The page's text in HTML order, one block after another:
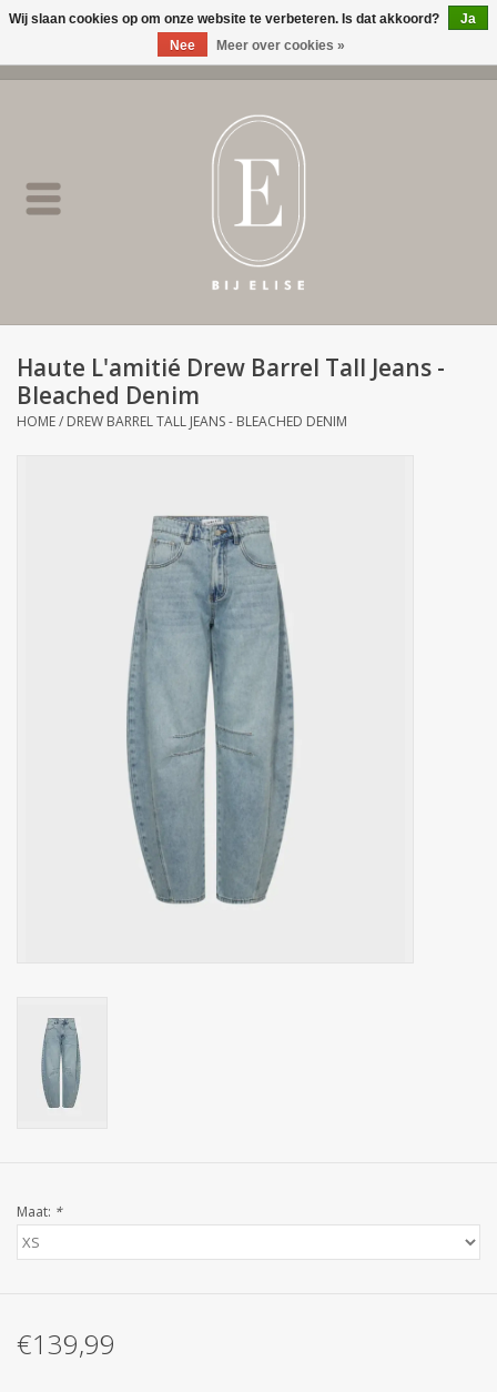
BIJ ELISE
SALE
Merken
Haute L'amitié Drew Barrel Tall Jeans -
Bleached Denim
HOME/ DREW BARREL TALL JEANS - BLEACHED DENIM
Maat: *
€139,99
Wij slaan cookies op om onze website te verbeteren. Is dat akkoord?
Ja
Nee
Meer over cookies »